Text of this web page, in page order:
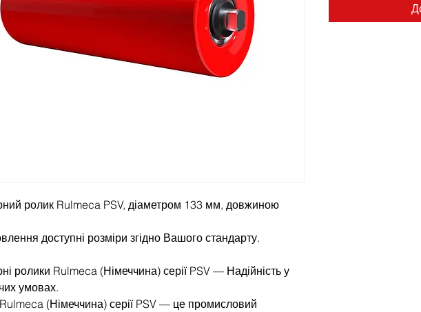
ролик Rulmeca PSV, діаметром 133 мм, довжиною
доступні розміри згідно Вашого стандарту.
ролики Rulmeca (Німеччина) серії PSV — Надійність у
умовах.
(Німеччина) серії PSV — це промисловий